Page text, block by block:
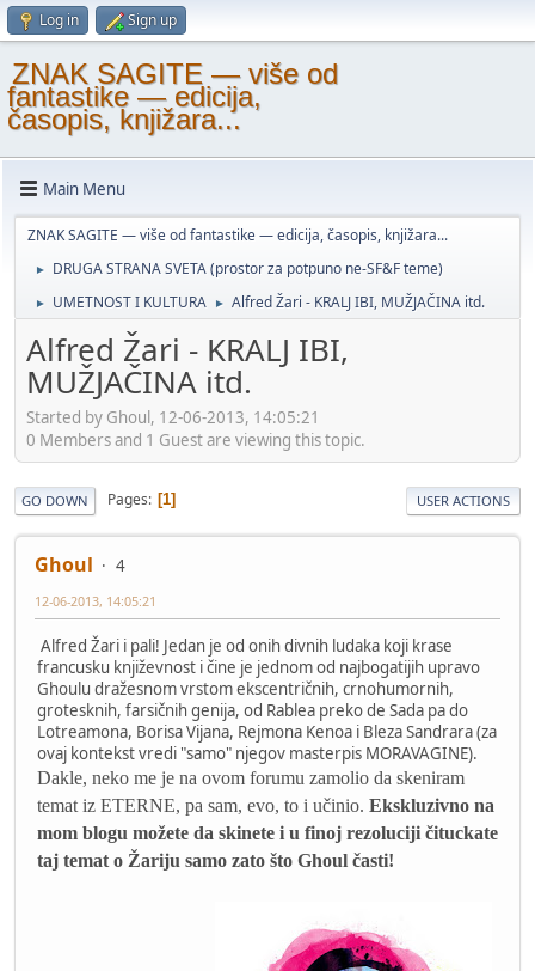
Log in Sign up
ZNAK SAGITE — više od
fantastike — edicija,
časopis, knjižara...
Main Menu
ZNAK SAGITE — više od fantastike — edicija, časopis, knjižara...
► DRUGA STRANA SVETA (prostor za potpuno ne-SF&F teme)
► UMETNOST I KULTURA ► Alfred Žari - KRALJ IBI, MUŽJAČINA itd.
Alfred Žari - KRALJ IBI,
MUŽJAČINA itd.
Started by Ghoul, 12-06-2013, 14:05:21
0 Members and 1 Guest are viewing this topic.
GO DOWN Pages 1 USER ACTIONS
Ghoul 4
12-06-2013, 14:05:21
Alfred Žari i pali! Jedan je od onih divnih ludaka koji krase
francusku književnost i čine je jednom od najbogatijih upravo
Ghoulu dražesnom vrstom ekscentričnih, crnohumornih,
grotesknih, farsičnih genija, od Rablea preko de Sada pa do
Lotreamona, Borisa Vijana, Rejmona Kenoa i Bleza Sandrara (za
ovaj kontekst vredi "samo" njegov masterpis MORAVAGINE).
Dakle, neko me je na ovom forumu zamolio da skeniram
temat iz ETERNE, pa sam, evo, to i učinio. Ekskluzivno na
mom blogu možete da skinete i u finoj rezoluciji čituckate
taj temat o Žariju samo zato što Ghoul časti!